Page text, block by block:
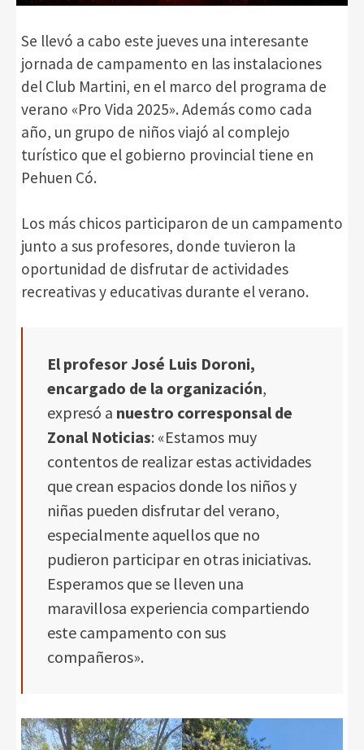
Se llevó a cabo este jueves una interesante
jornada de campamento en las instalaciones
del Club Martini, en el marco del programa de
verano «Pro Vida 2025». Además como cada
año, un grupo de niños viajó al complejo
turístico que el gobierno provincial tiene en
Pehuen Có.
Los más chicos participaron de un campamento
junto a sus profesores, donde tuvieron la
oportunidad de disfrutar de actividades
recreativas y educativas durante el verano.
El profesor José Luis Doroni,
encargado de la organización,
expresó a nuestro corresponsal de
Zonal Noticias: «Estamos muy
contentos de realizar estas actividades
que crean espacios donde los niños y
niñas pueden disfrutar del verano,
especialmente aquellos que no
pudieron participar en otras iniciativas.
Esperamos que se lleven una
maravillosa experiencia compartiendo
este campamento con sus
compañeros».